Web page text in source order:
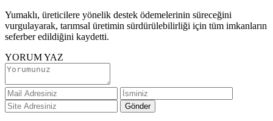
Yumaklı, üreticilere yönelik destek ödemelerinin süreceğini
vurgulayarak, tarımsal üretimin sürdürülebilirliği için tüm imkanların
seferber edildiğini kaydetti.
YORUM YAZ